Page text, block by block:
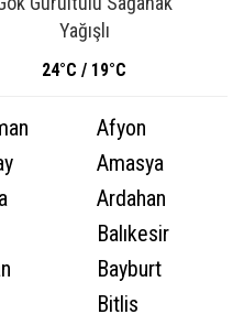
Yağışlı
24°C / 19°C
Afyon
Amasya
Ardahan
Balıkesir
Bayburt
Bitlis